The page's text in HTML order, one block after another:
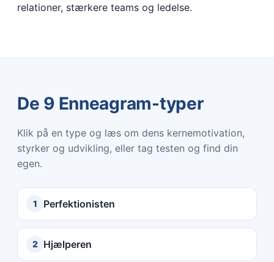
relationer, stærkere teams og ledelse.
De 9 Enneagram-typer
Klik på en type og læs om dens kernemotivation,
styrker og udvikling, eller tag testen og find din
egen.
1 Perfektionisten
2 Hjælperen